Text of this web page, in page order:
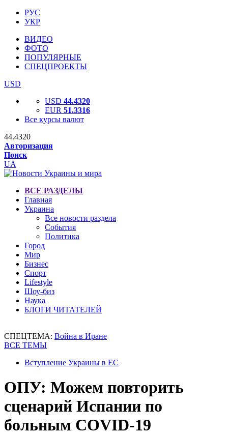
РУС
УКР
ВИДЕО
ФОТО
ПОПУЛЯРНЫЕ
СПЕЦПРОЕКТЫ
USD
USD 44.4320
EUR 51.3316
Все курсы валют
44.4320
Авторизация
Поиск
UA
ВСЕ РАЗДЕЛЫ
Главная
Украина
Все новости раздела
События
Политика
Город
Мир
Бизнес
Спорт
Lifestyle
Шоу-биз
Наука
БЛОГИ ЧИТАТЕЛЕЙ
СПЕЦТЕМА: Война в Иране
ВСЕ ТЕМЫ
Вступление Украины в ЕС
ОПУ: Можем повторить
сценарий Испании по
больным COVID-19